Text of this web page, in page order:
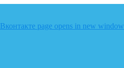
Вконтакте page opens in new window